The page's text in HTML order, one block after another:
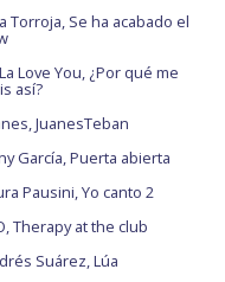
Torroja, Se ha acabado el
Love You, ¿Por qué me
así?
JuanesTeban
García, Puerta abierta
Pausini, Yo canto 2
Therapy at the club
Suárez, Lúa